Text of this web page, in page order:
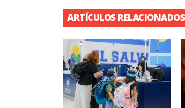
ARTÍCULOS RELACIONADOS